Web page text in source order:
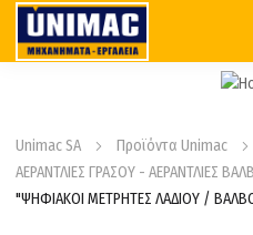
Unimac SA Προϊόντα Unimac
ΑΕΡΑΝΤΛΙΕΣ ΓΡΑΣΟΥ - ΑΕΡΑΝΤΛΙΕΣ
"ΨΗΦΙΑΚΟΙ ΜΕΤΡΗΤΕΣ ΛΑΔΙΟΥ /